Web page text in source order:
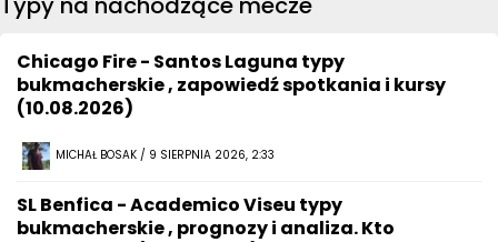
Chicago Fire - Santos Laguna typy
bukmacherskie , zapowiedź spotkania i kursy
(10.08.2026)
MICHAŁ BOSAK / 9 SIERPNIA 2026, 2:33
SL Benfica - Academico Viseu typy
bukmacherskie , prognozy i analiza. Kto